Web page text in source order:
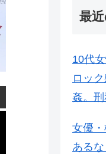
最
10代
ロッ
姦。
女優
ある